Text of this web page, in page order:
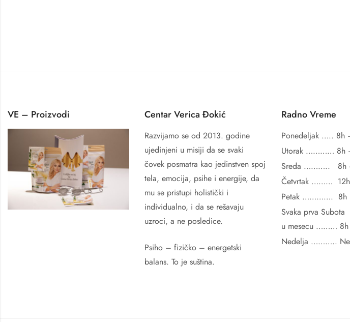
VE – Proizvodi Centar Verica Đokić
Razvijamo se od 2013. godine
ujedinjeni u misiji da se svaki
čovek posmatra kao jedinstven spoj
tela, emocija, psihe i energije, da
mu se pristupi holistički i
individualno, i da se rešavaju
uzroci, a ne posledice.
Psiho – fizičko – energetski
balans. To je suština.
Radno Vreme
Ponedeljak ….. 8h
Utorak ………… 8h
Sreda ……….. 8h
Četvrtak ………
Petak …………. 8h
Svaka prva Subota
u mesecu ………
Nedelja ………..